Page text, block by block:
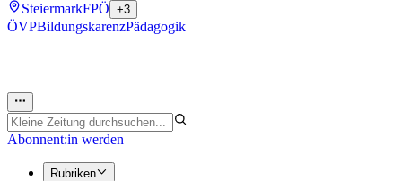
SteiermarkFPÖ +3
ÖVPBildungskarenzPädagogik
Abonnent:in werden
Rubriken